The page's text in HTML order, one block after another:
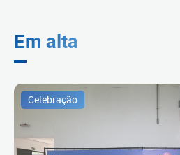
Em alta
Celebração